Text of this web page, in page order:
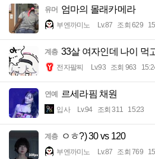
유머 엄마의 몰래카메라
부엔까미노 Lv.87 조회 629
계층 33살 여자인데 나이 먹
전자팔찌 Lv.93 조회 963
연예 르세라핌 채원
입사 Lv.94 조회 311 15:23
계층 ㅇㅎ?) 30 vs 120
부엔까미노 Lv.87 조회 769